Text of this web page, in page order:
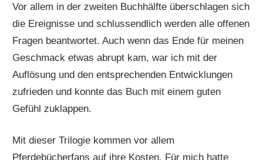
Vor allem in der zweiten Buchhälfte überschlagen sich
die Ereignisse und schlussendlich werden alle offenen
Fragen beantwortet. Auch wenn das Ende für meinen
Geschmack etwas abrupt kam, war ich mit der
Auflösung und den entsprechenden Entwicklungen
zufrieden und konnte das Buch mit einem guten
Gefühl zuklappen.
Mit dieser Trilogie kommen vor allem
Pferdebücherfans auf ihre Kosten. Für mich hatte